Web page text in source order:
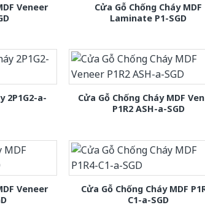
Veneer
Cửa Gỗ Chống Cháy MDF
Laminate P1-SGD
2P1G2-a-
Cửa Gỗ Chống Cháy MDF
P1R2 ASH-a-SGD
Veneer
Cửa Gỗ Chống Cháy MDF
C1-a-SGD